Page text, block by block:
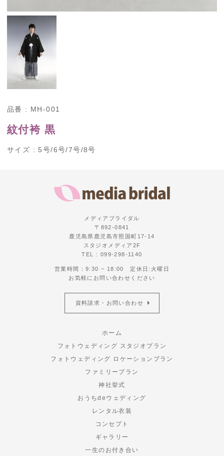
品番 : MH-001
紋付袴 黒
サイズ : 5号/6号/7号/8号
メディアブライダル
〒892-0841
鹿児島県鹿児島市照国町17-14
スタジオメディア2F
TEL : 099-298-1140
営業時間：9:30 ~ 18:00 定休日:火曜日
お気軽にお問い合わせください
資料請求・お問い合わせ
ホーム
フォトウェディング スタジオプラン
フォトウェディング ロケーションプラン
ファミリープラン
神社挙式
おうちdeウェディング
レンタル衣装
コンセプト
ギャラリー
一生のお付き合い